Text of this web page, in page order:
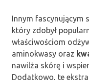
Innym fascynującym
który zdobył
właściwościom
aminokwasy oraz
nawilża skórę i
Dodatkowo, te